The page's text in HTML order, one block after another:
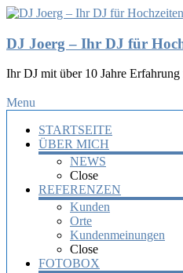
DJ Joerg – Ihr DJ für
Ihr DJ mit über 10 Jahre
Menu
STARTSEITE
ÜBER MICH
NEWS
Close
REFERENZEN
Kunden
Orte
Kundenmeinungen
Close
FOTOBOX